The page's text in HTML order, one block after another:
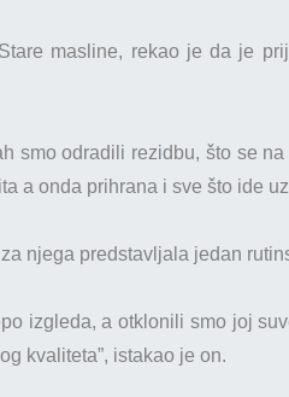
masline, rekao je da je
smo odradili rezidbu, što se
a onda prihrana i sve što ide
njega predstavljala jedan
izgleda, a otklonili smo joj
kvaliteta”, istakao je on.